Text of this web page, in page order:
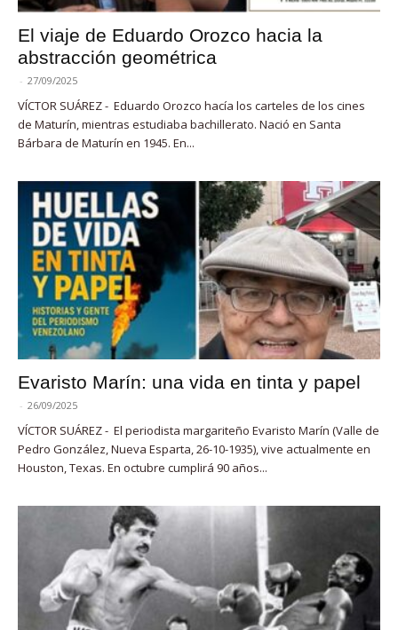
El viaje de Eduardo Orozco hacia la
abstracción geométrica
- 27/09/2025
VÍCTOR SUÁREZ - Eduardo Orozco hacía los carteles de los cines
de Maturín, mientras estudiaba bachillerato. Nació en Santa
Bárbara de Maturín en 1945. En...
Evaristo Marín: una vida en tinta y papel
- 26/09/2025
VÍCTOR SUÁREZ - El periodista margariteño Evaristo Marín (Valle de
Pedro González, Nueva Esparta, 26-10-1935), vive actualmente en
Houston, Texas. En octubre cumplirá 90 años...